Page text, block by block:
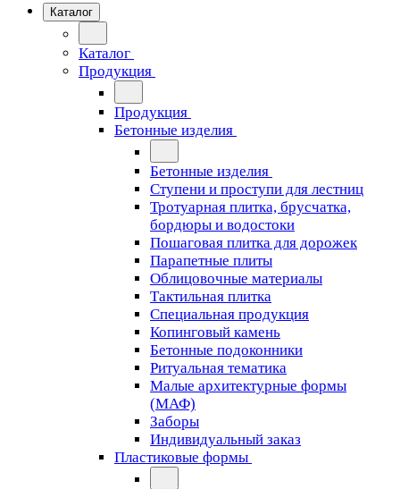
Каталог
Каталог
Продукция
Продукция
Бетонные изделия
Бетонные изделия
Ступени и проступи для лестниц
Тротуарная плитка, брусчатка,
бордюры и водостоки
Пошаговая плитка для дорожек
Парапетные плиты
Облицовочные материалы
Тактильная плитка
Специальная продукция
Копинговый камень
Бетонные подоконники
Ритуальная тематика
Малые архитектурные формы
(МАФ)
Заборы
Индивидуальный заказ
Пластиковые формы